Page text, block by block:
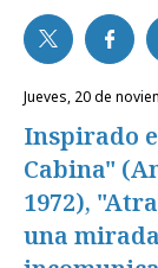
jueves, 20 de
Inspirado
Cabina"
1972),
una